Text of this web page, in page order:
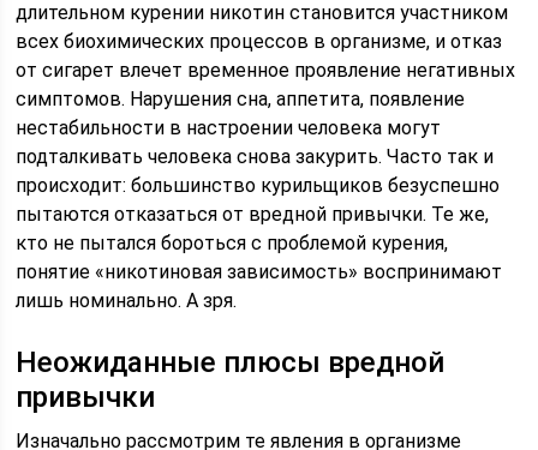
длительном курении никотин становится участником
всех биохимических процессов в организме, и отказ
от сигарет влечет временное проявление негативных
симптомов. Нарушения сна, аппетита, появление
нестабильности в настроении человека могут
подталкивать человека снова закурить. Часто так и
происходит: большинство курильщиков безуспешно
пытаются отказаться от вредной привычки. Те же,
кто не пытался бороться с проблемой курения,
понятие «никотиновая зависимость» воспринимают
лишь номинально. А зря.
Неожиданные плюсы вредной
привычки
Изначально рассмотрим те явления в организме